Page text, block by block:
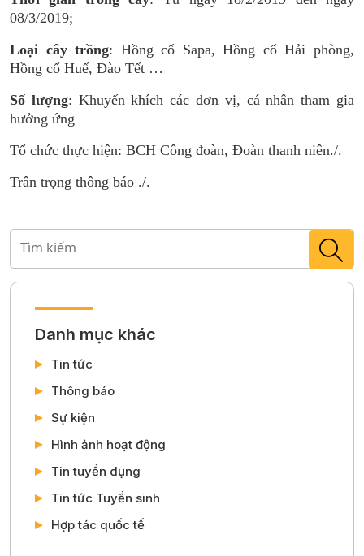
08/3/2019;
Loại cây trồng: Hồng cổ Sapa, Hồng cổ Hải phòng,
Hồng cổ Huế, Đào Tết …
Số lượng: Khuyến khích các đơn vị, cá nhân tham gia
hưởng ứng
Tổ chức thực hiện: BCH Công đoàn, Đoàn thanh niên./.
Trân trọng thông báo ./.
Danh mục khác
Tin tức
Thông báo
Sự kiện
Hình ảnh hoạt động
Tin tuyển dụng
Tin tức Tuyển sinh
Hợp tác quốc tế